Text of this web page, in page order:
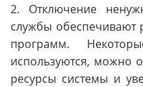
2. Отключение
службы обеспечивают
программ.
используются, можно
ресурсы системы и